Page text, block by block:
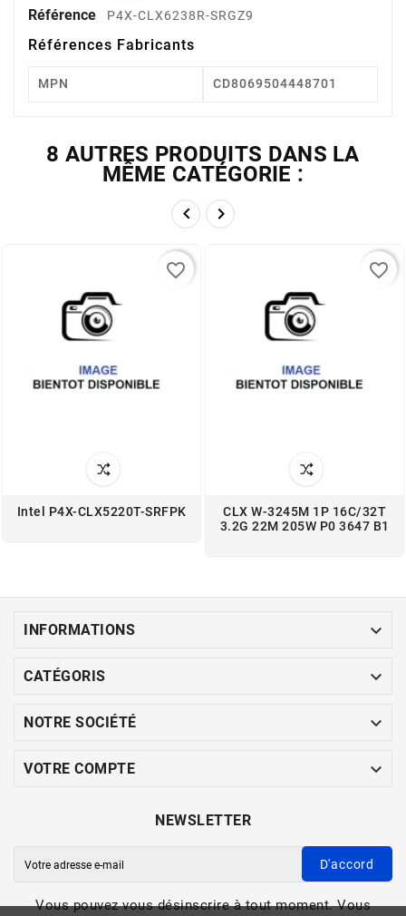
Référence P4X-CLX6238R-SRGZ9
Références Fabricants
MPN CD8069504448701
8 AUTRES PRODUITS DANS LA
MÊME CATÉGORIE :
 
Intel P4X-CLX5220T-SRFPK
favorite_border
CLX W-3245M 1P 16C/32T
3.2G 22M 205W P0 3647 B1
favorite_border
INFORMATIONS 
CATÉGORIS 
NOTRE SOCIÉTÉ 
VOTRE COMPTE 
NEWSLETTER
D'accord
Vous pouvez vous désinscrire à tout moment. Vous